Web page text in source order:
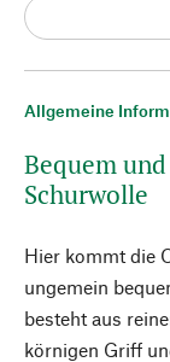
Allgemeine
Bequem
Schurwolle
Hier kommt die
ungemein
besteht aus
körnigen Griff